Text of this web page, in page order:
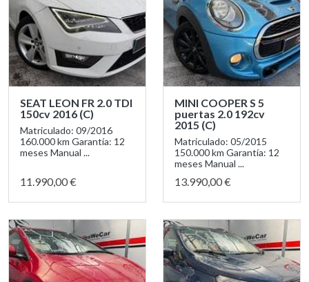
SEAT LEON FR 2.0 TDI
150cv 2016 (C)
Matriculado: 09/2016
160.000 km Garantía: 12
meses Manual ...
11.990,00 €
MINI COOPER S 5
puertas 2.0 192cv
2015 (C)
Matriculado: 05/2015
150.000 km Garantía: 12
meses Manual ...
13.990,00 €